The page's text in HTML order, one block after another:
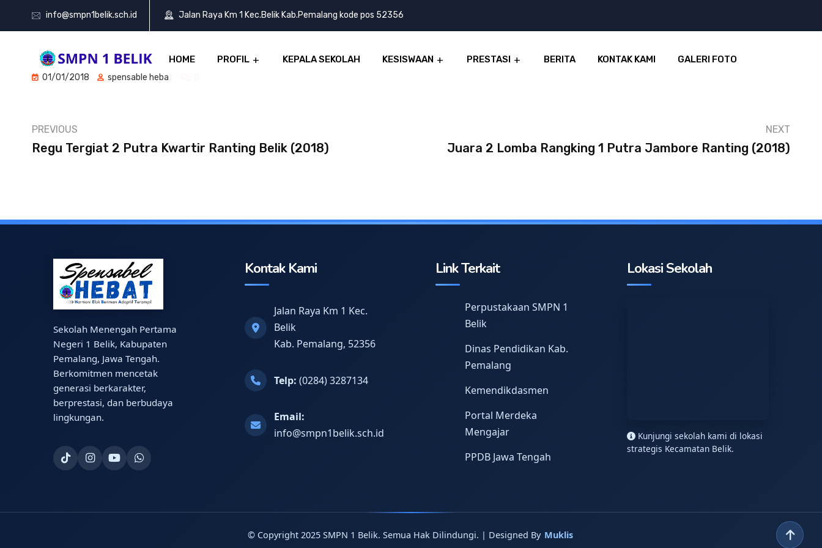
info@smpn1belik.sch.id Jalan Raya Km 1 Kec.Belik Kab.Pemalang kode pos 52356
HOME PROFIL KEPALA SEKOLAH KESISWAAN PRESTASI BERITA KONTAK KAMI GALERI FOTO
01/01/2018 spensable hebat
PREVIOUS
Regu Tergiat 2 Putra Kwartir Ranting Belik (2018)
NEXT
Juara 2 Lomba Rangking 1 Putra Jambore Ranting (2018)
Sekolah Menengah Pertama
Negeri 1 Belik, Kabupaten
Pemalang, Jawa Tengah.
Berkomitmen mencetak
generasi berkarakter,
berprestasi, dan berbudaya
lingkungan.
Kontak Kami
Jalan Raya Km 1 Kec.
Belik
Kab. Pemalang, 52356
Telp: (0284) 3287134
Email:
info@smpn1belik.sch.id
Link Terkait
Perpustakaan SMPN 1
Belik
Dinas Pendidikan Kab.
Pemalang
Kemendikdasmen
Portal Merdeka
Mengajar
PPDB Jawa Tengah
Lokasi Sekolah
Kunjungi sekolah kami di lokasi
strategis Kecamatan Belik.
© Copyright 2025 SMPN 1 Belik. Semua Hak Dilindungi. | Designed By Muklis